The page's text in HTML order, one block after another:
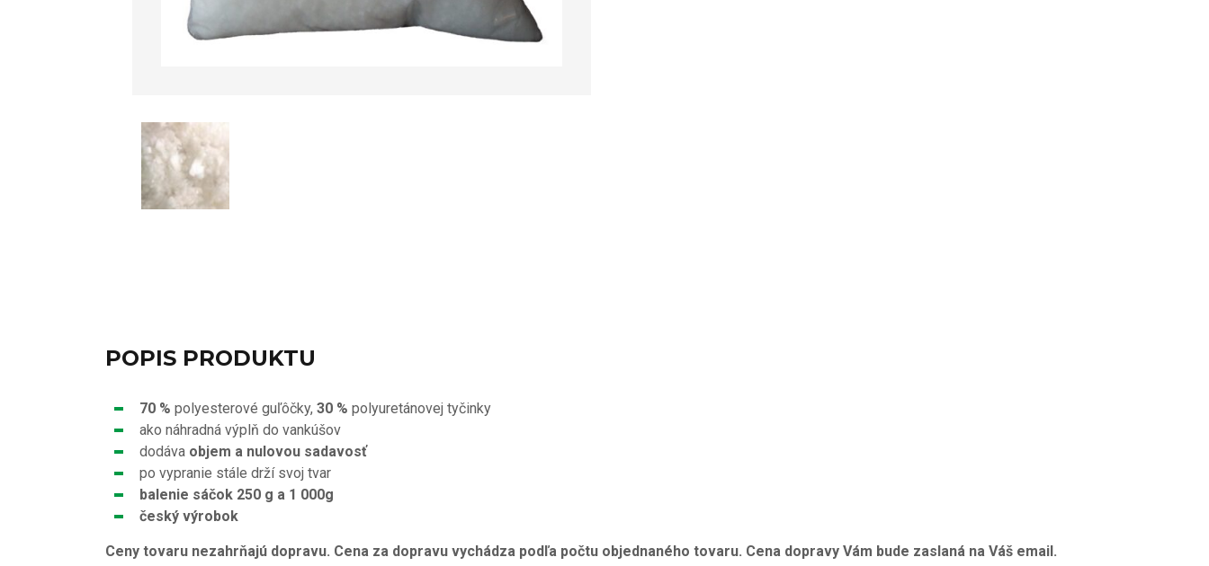
POPIS PRODUKTU
70 % polyesterové guľôčky, 30 % polyuretánovej tyčinky
ako náhradná výplň do vankúšov
dodáva objem a nulovou sadavosť
po vypranie stále drží svoj tvar
balenie sáčok 250 g a 1 000g
český výrobok
Ceny tovaru nezahrňajú dopravu. Cena za dopravu vychádza podľa počtu objednaného tovaru. Cena dopravy Vám bude zaslaná na Váš email.